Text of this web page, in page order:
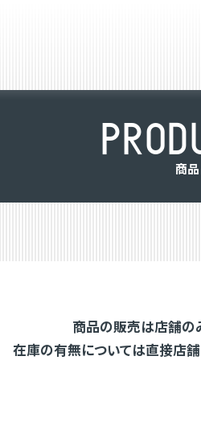
PROD
商品
商品の販売は店舗の
在庫の有無については直接店舗